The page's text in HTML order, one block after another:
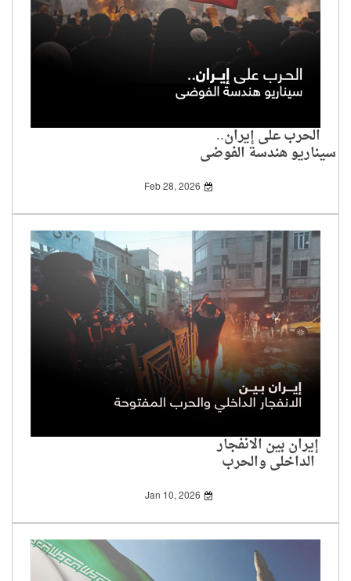
الحرب على إيران..
سيناريو هندسة الفوضى
Feb 28, 2026
إيران بين الانفجار
الداخلي والحرب
المفتوحة
Jan 10, 2026